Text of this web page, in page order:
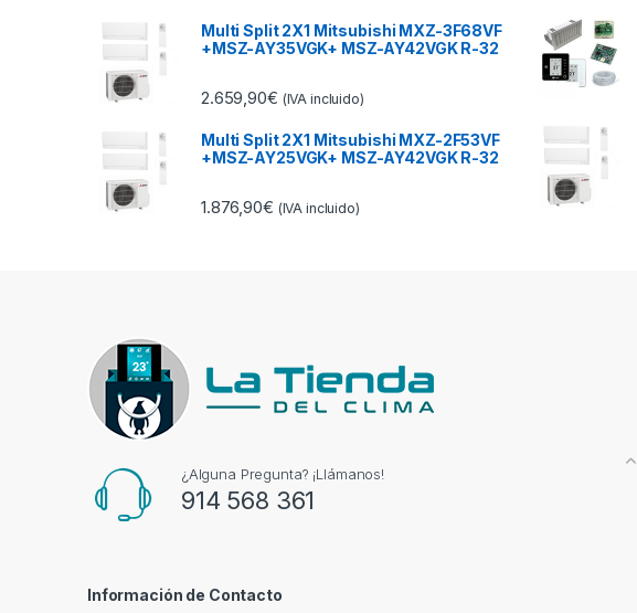
Multi Split 2X1 Mitsubishi MXZ-3F68VF
+MSZ-AY35VGK+ MSZ-AY42VGK R-32
2.659,90€ (IVA incluido)
Multi Split 2X1 Mitsubishi MXZ-2F53VF
+MSZ-AY25VGK+ MSZ-AY42VGK R-32
1.876,90€ (IVA incluido)
¿Alguna Pregunta? ¡Llámanos!
914 568 361
Información de Contacto